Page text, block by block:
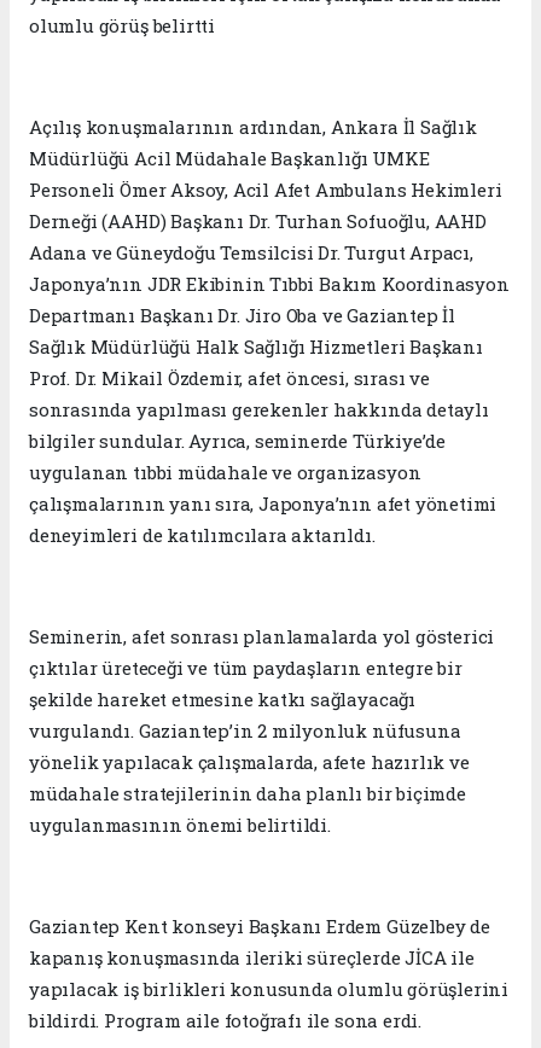
olumlu görüş belirtti
Açılış konuşmalarının ardından, Ankara İl Sağlık
Müdürlüğü Acil Müdahale Başkanlığı UMKE
Personeli Ömer Aksoy, Acil Afet Ambulans Hekimleri
Derneği (AAHD) Başkanı Dr. Turhan Sofuoğlu, AAHD
Adana ve Güneydoğu Temsilcisi Dr. Turgut Arpacı,
Japonya’nın JDR Ekibinin Tıbbi Bakım Koordinasyon
Departmanı Başkanı Dr. Jiro Oba ve Gaziantep İl
Sağlık Müdürlüğü Halk Sağlığı Hizmetleri Başkanı
Prof. Dr. Mikail Özdemir, afet öncesi, sırası ve
sonrasında yapılması gerekenler hakkında detaylı
bilgiler sundular. Ayrıca, seminerde Türkiye’de
uygulanan tıbbi müdahale ve organizasyon
çalışmalarının yanı sıra, Japonya’nın afet yönetimi
deneyimleri de katılımcılara aktarıldı.
Seminerin, afet sonrası planlamalarda yol gösterici
çıktılar üreteceği ve tüm paydaşların entegre bir
şekilde hareket etmesine katkı sağlayacağı
vurgulandı. Gaziantep’in 2 milyonluk nüfusuna
yönelik yapılacak çalışmalarda, afete hazırlık ve
müdahale stratejilerinin daha planlı bir biçimde
uygulanmasının önemi belirtildi.
Gaziantep Kent konseyi Başkanı Erdem Güzelbey de
kapanış konuşmasında ileriki süreçlerde JİCA ile
yapılacak iş birlikleri konusunda olumlu görüşlerini
bildirdi. Program aile fotoğrafı ile sona erdi.